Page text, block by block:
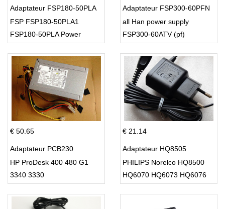
Adaptateur FSP180-50PLA
FSP FSP180-50PLA1
FSP180-50PLA Power
Adaptateur FSP300-60PFN
all Han power supply
FSP300-60ATV (pf)
€ 50.65
Adaptateur PCB230
HP ProDesk 400 480 G1
3340 3330
€ 21.14
Adaptateur HQ8505
PHILIPS Norelco HQ8500
HQ6070 HQ6073 HQ6076